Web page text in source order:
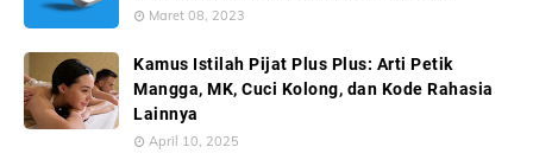
Maret 08, 2023
Kamus Istilah Pijat Plus Plus: Arti Petik
Mangga, MK, Cuci Kolong, dan Kode Rahasia
Lainnya
April 10, 2025